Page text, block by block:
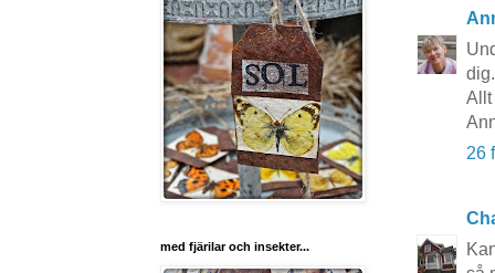
dig.
Allt
26
med fjärilar och insekter...